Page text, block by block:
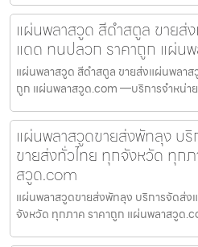
แผ่นพลาสวูด สีดำสตูล ขายส่
แดด ทนปลวก ราคาถูก แผ่น
แผ่นพลาสวูด สีดำสตูล ขายส่งแผ่นพลา
ถูก แผ่นพลาสวูด.com —บริการจำหน่า
แผ่นพลาสวูดขายส่งพัทลุง บ
ขายส่งทั่วไทย ทุกจังหวัด ทุก
สวูด.com
แผ่นพลาสวูดขายส่งพัทลุง บริการจัดส่ง
จังหวัด ทุกภาค ราคาถูก แผ่นพลาสวูด